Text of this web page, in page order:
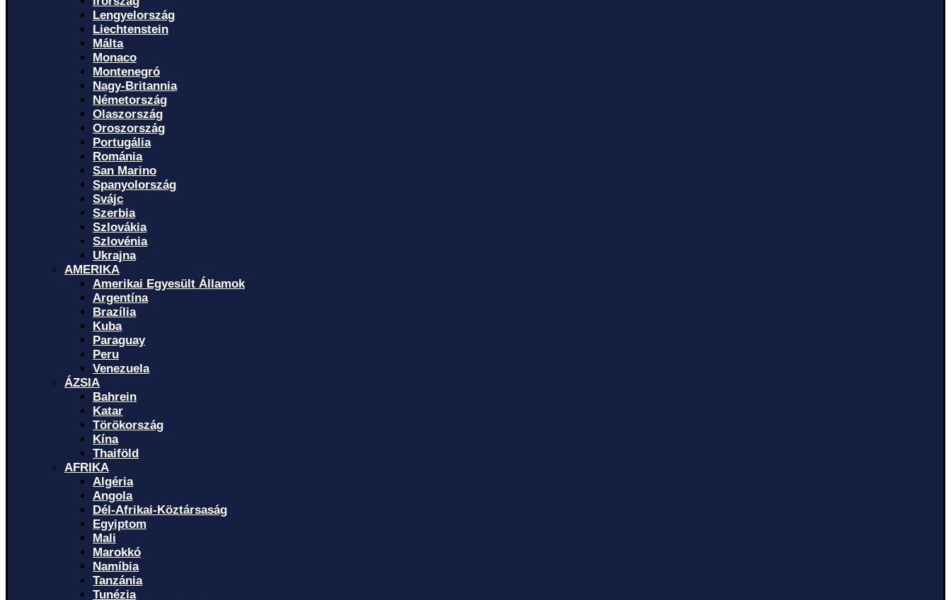
Lengyelország
Liechtenstein
Málta
Monaco
Montenegró
Nagy-Britannia
Németország
Olaszország
Oroszország
Portugália
Románia
San Marino
Spanyolország
Svájc
Szerbia
Szlovákia
Szlovénia
Ukrajna
AMERIKA
Amerikai Egyesült Államok
Argentína
Brazília
Kuba
Paraguay
Peru
Venezuela
ÁZSIA
Bahrein
Katar
Törökország
Kína
Thaiföld
AFRIKA
Algéria
Angola
Dél-Afrikai-Köztársaság
Egyiptom
Mali
Marokkó
Namíbia
Tanzánia
Tunézia